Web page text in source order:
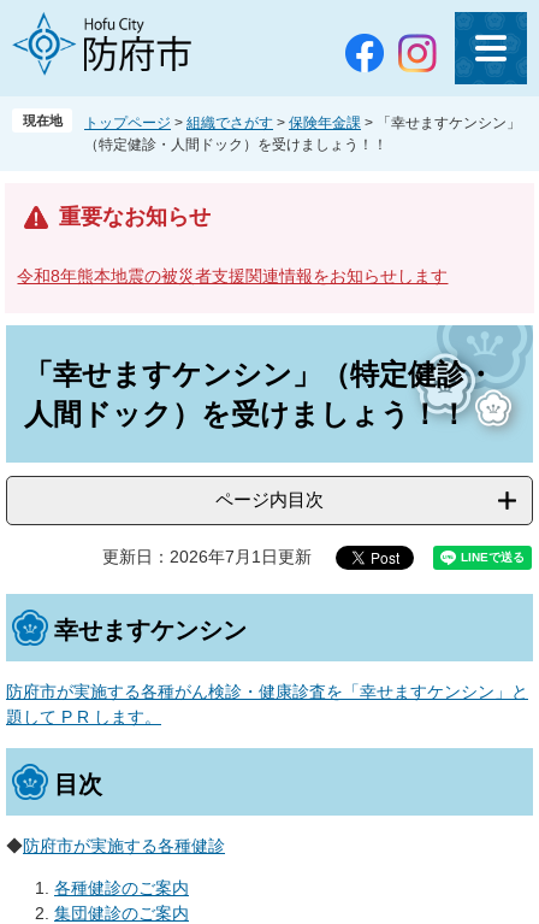
現在地 トップページ > 組織でさがす > 保険年金課 >
「幸せますケンシン」
（特定健診・人間ドック）を受けましょう！！
重要なお知らせ
令和8年熊本地震の被災者支援関連情報をお知らせします
「幸せますケンシン」（特定健診・
人間ドック）を受けましょう！！
ページ内目次
更新日：2026年7月1日更新
幸せますケンシン
防府市が実施する各種がん検診・健康診査を「幸せますケンシン」と
題して P R します。
目次
◆防府市が実施する各種健診
各種健診のご案内
集団健診のご案内